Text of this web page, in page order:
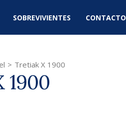
SOBREVIVIENTES CONTACTO
> Tretiak X 1900
1900